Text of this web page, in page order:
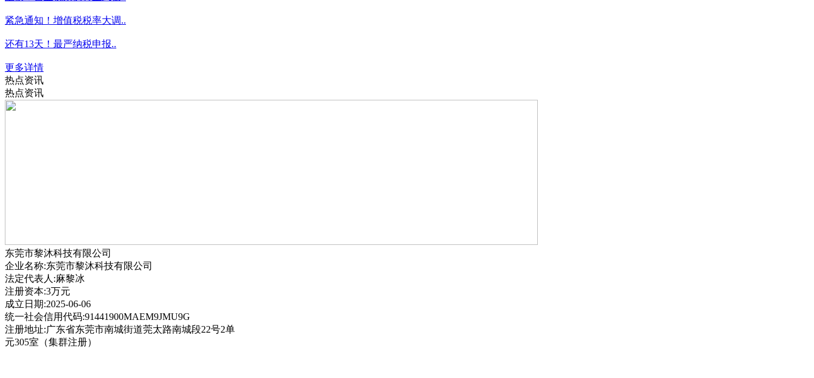
紧急通知！增值税税率大调..
还有13天！最严纳税申报..
更多详情
热点资讯
热点资讯
东莞市黎沐科技有限公司
企业名称:东莞市黎沐科技有限公司
法定代表人:麻黎冰
注册资本:3万元
成立日期:2025-06-06
统一社会信用代码:91441900MAEM9JMU9G
注册地址:广东省东莞市南城街道莞太路南城段22号2单
元305室（集群注册）